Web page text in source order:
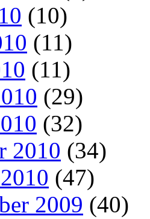
(10)
(11)
(11)
(29)
(32)
2010 (34)
(47)
2009 (40)